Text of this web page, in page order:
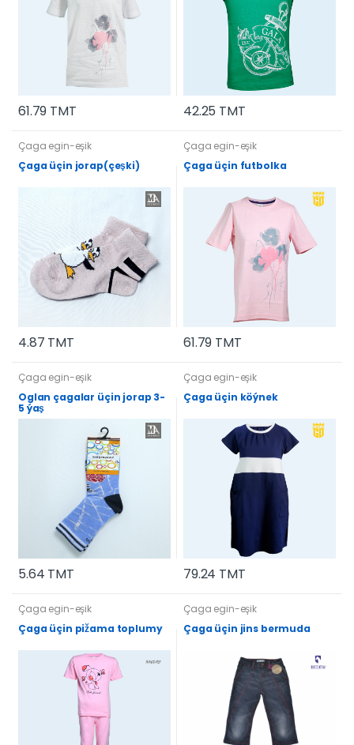
61.79 TMT 42.25 TMT
Çaga egin-eşik
Çaga üçin jorap(çeşki)
4.87 TMT
Çaga egin-eşik
Çaga üçin futbolka
61.79 TMT
Çaga egin-eşik
Oglan çagalar üçin jorap 3-
5 ýaş
5.64 TMT
Çaga egin-eşik
Çaga üçin köýnek
79.24 TMT
Çaga egin-eşik
Çaga üçin pižama toplumy
Çaga egin-eşik
Çaga üçin jins bermuda